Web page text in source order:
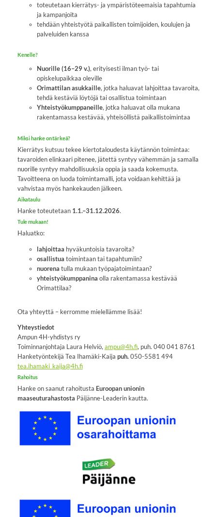
toteutetaan kierrätys- ja ympäristöteemaisia tapahtumia
ja kampanjoita
tehdään yhteistyötä paikallisten toimijoiden, koulujen ja
palveluiden kanssa
Kenelle?
Nuorille (16–29 v.), erityisesti ilman työ- tai
opiskelupaikkaa oleville
Orimattilan asukkaille, jotka haluavat lahjoittaa tavaroita,
tehdä kestäviä löytöjä tai osallistua toimintaan
Yhteistyökumppaneille, jotka haluavat olla mukana
rakentamassa kestävää, yhteisöllistä paikallistoimintaa
Miksi hanke on tärkeä?
Kierrätys kutsuu tekee kiertotaloudesta käytännön toimintaa:
tavaroiden elinkaari pitenee, jätettä syntyy vähemmän ja samalla
nuorille syntyy mahdollisuuksia oppia ja saada kokemusta.
Tavoitteena on luoda toimintamalli, jota voidaan kehittää ja
vahvistaa myös hankekauden jälkeen.
Aikataulu
Hanke toteutetaan 1.1.–31.12.2026.
Tule mukaan!
Haluatko:
lahjoittaa hyväkuntoisia tavaroita?
osallistua toimintaan tai tapahtumiin?
nuorena tulla mukaan työpajatoimintaan?
yhteistyökumppanina olla rakentamassa kestävää
Orimattilaa?
Ota yhteyttä – kerromme mielellämme lisää!
Yhteystiedot
Ampun 4H-yhdistys ry
Toiminnanjohtaja Laura Helviö,ampu@4h.fi, puh. 040 041 8761
Hanketyöntekijä Tea Ihamäki-Kaija puh.050-5581 494
tea.ihamaki_kaija@4h.fi
Rahoitus
Hanke on saanut rahoitusta Euroopan unionin
maaseuturahastosta Päijänne-Leaderin kautta.